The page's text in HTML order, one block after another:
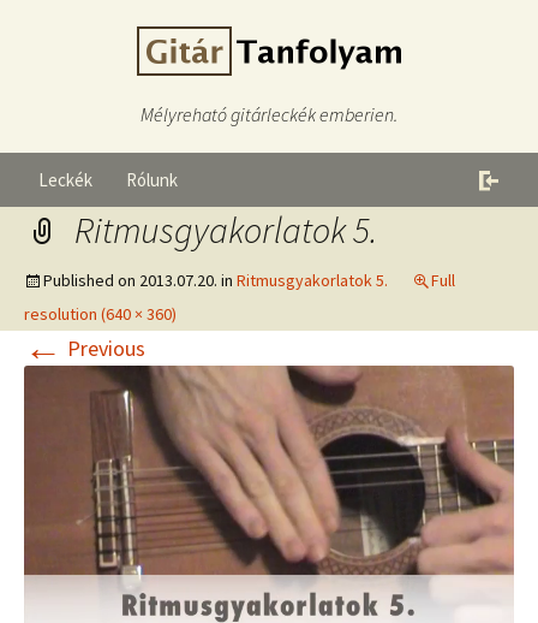
Mélyreható gitárleckék emberien.
Leckék Rólunk
Ritmusgyakorlatok 5.
Published on 2013.07.20. in Ritmusgyakorlatok 5.
Full
resolution (640 × 360)
← Previous